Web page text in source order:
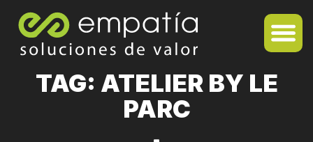
TAG: ATELIER BY LE
PARC